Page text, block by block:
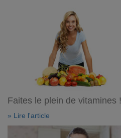
Faites le plein de vitamines !
» Lire l'article